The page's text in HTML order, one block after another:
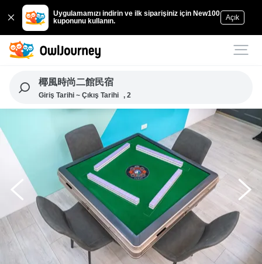
Uygulamamızı indirin ve ilk siparişiniz için New100
kuponunu kullanın.
Açık
椰風時尚二館民宿
Giriş Tarihi ~ Çıkış Tarihi , 2